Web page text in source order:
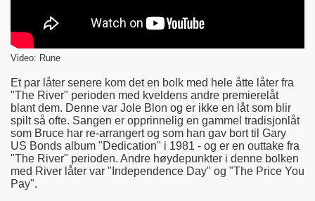
Video: Rune
Et par låter senere kom det en bolk med hele åtte låter fra
"The River" perioden med kveldens andre premierelåt
blant dem. Denne var Jole Blon og er ikke en låt som blir
spilt så ofte. Sangen er opprinnelig en gammel tradisjonlåt
som Bruce har re-arrangert og som han gav bort til Gary
US Bonds album "Dedication" i 1981 - og er en outtake fra
"The River" perioden. Andre høydepunkter i denne bolken
med River låter var "Independence Day" og "The Price You
Pay".